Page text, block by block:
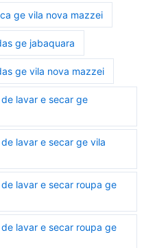
ge vila nova mazzei
ge jabaquara
ge vila nova mazzei
lavar e secar ge
lavar e secar ge vila
lavar e secar roupa ge
lavar e secar roupa ge